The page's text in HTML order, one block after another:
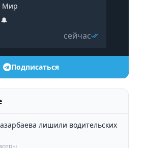
Мир
сейчас
Подписаться
лишили водительских